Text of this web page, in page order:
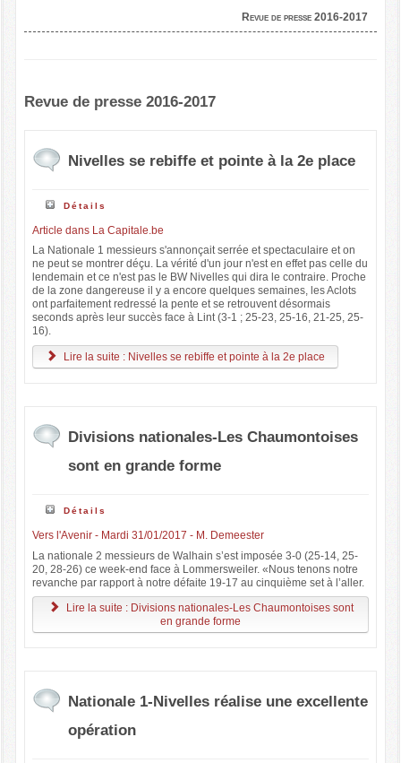
Revue de presse 2016-2017
Revue de presse 2016-2017
Nivelles se rebiffe et pointe à la 2e place
Détails
Article dans La Capitale.be
La Nationale 1 messieurs s'annonçait serrée et spectaculaire et on
ne peut se montrer déçu. La vérité d'un jour n'est en effet pas celle du
lendemain et ce n'est pas le BW Nivelles qui dira le contraire. Proche
de la zone dangereuse il y a encore quelques semaines, les Aclots
ont parfaitement redressé la pente et se retrouvent désormais
seconds après leur succès face à Lint (3-1 ; 25-23, 25-16, 21-25, 25-
16).
Lire la suite : Nivelles se rebiffe et pointe à la 2e place
Divisions nationales-Les Chaumontoises
sont en grande forme
Détails
Vers l'Avenir - Mardi 31/01/2017 - M. Demeester
La nationale 2 messieurs de Walhain s’est imposée 3-0 (25-14, 25-
20, 28-26) ce week-end face à Lommersweiler. «Nous tenons notre
revanche par rapport à notre défaite 19-17 au cinquième set à l’aller.
Lire la suite : Divisions nationales-Les Chaumontoises sont
en grande forme
Nationale 1-Nivelles réalise une excellente
opération